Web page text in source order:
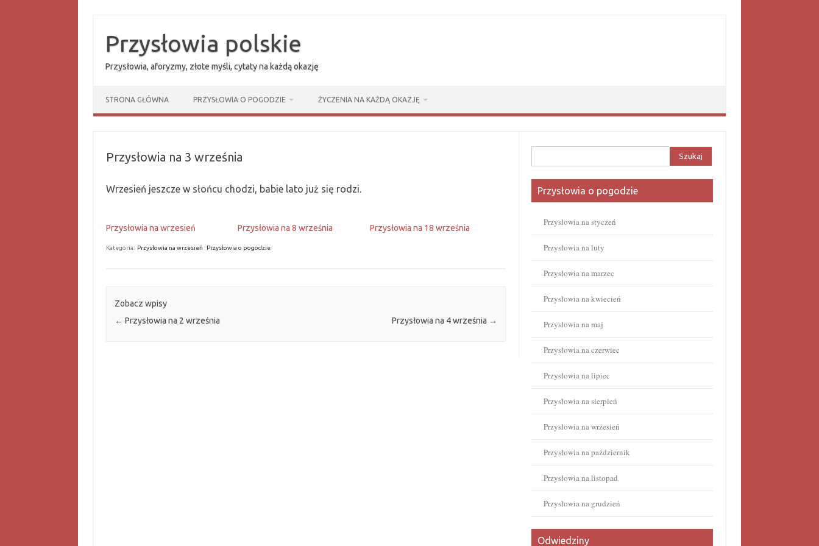
treściPrzysłowia polskie
Przysłowia, aforyzmy, złote myśli, cytaty na każdą okazję
STRONA GŁÓWNA PRZYSŁOWIA O POGODZIE ŻYCZENIA NA KAŻDĄ OKAZJĘ
Przysłowia na 3 września
Wrzesień jeszcze w słońcu chodzi, babie lato już się rodzi.
Przysłowia na wrzesień Przysłowia na 8 września Przysłowia na 18 września
Kategoria: Przysłowia na wrzesień Przysłowia o pogodzie
Zobacz wpisy
← Przysłowia na 2 września Przysłowia na 4 września →
Przysłowia o pogodzie
Przysłowia na styczeń
Przysłowia na luty
Przysłowia na marzec
Przysłowia na kwiecień
Przysłowia na maj
Przysłowia na czerwiec
Przysłowia na lipiec
Przysłowia na sierpień
Przysłowia na wrzesień
Przysłowia na październik
Przysłowia na listopad
Przysłowia na grudzień
Odwiedziny